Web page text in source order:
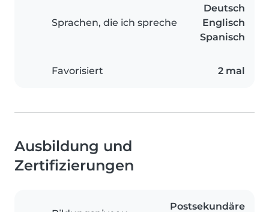
Sprachen, die ich spreche
Deutsch
Englisch
Spanisch
Favorisiert 2 mal
Ausbildung und
Zertifizierungen
Postsekundäre